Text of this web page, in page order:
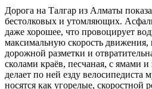
Дорога на Талгар из Алматы
бестолковых и утомляющих.
даже хорошее, что провоцирует
максимальную скорость движения,
дорожной разметки и
сколами краёв, песчаная, с ямами
делает по ней езду велосипедиста
носятся как угорелые, скоростной